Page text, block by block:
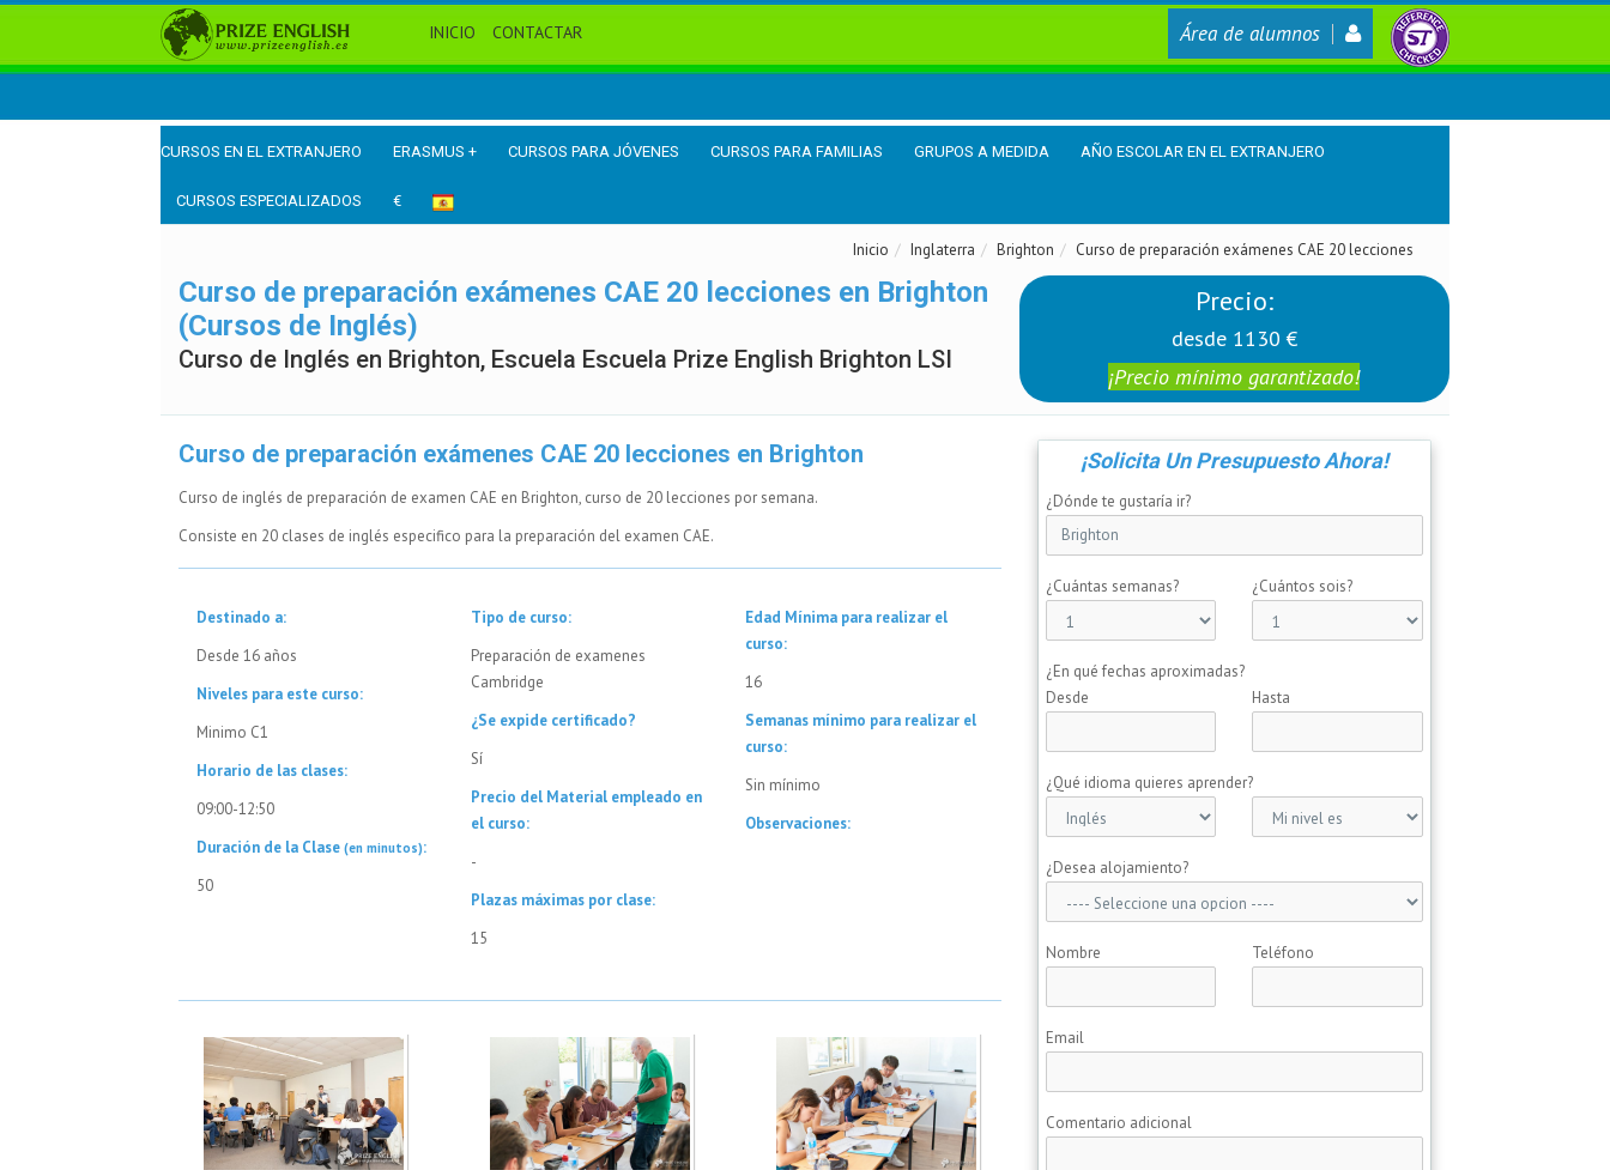
INICIO CONTACTAR Área de alumnos
CURSOS EN EL EXTRANJERO ERASMUS + CURSOS PARA JÓVENES CURSOS PARA FAMILIAS GRUPOS A MEDIDA AÑO ESCOLAR EN EL EXTRANJERO
CURSOS ESPECIALIZADOS €
Inicio Inglaterra Brighton Curso de preparación exámenes CAE 20 lecciones
Curso de preparación exámenes CAE 20 lecciones en Brighton
(Cursos de Inglés)
Curso de Inglés en Brighton, Escuela Escuela Prize English Brighton LSI
Precio:
desde 1130 €
¡Precio mínimo garantizado!
Curso de preparación exámenes CAE 20 lecciones en Brighton
Curso de inglés de preparación de examen CAE en Brighton, curso de 20 lecciones por semana.
Consiste en 20 clases de inglés especifico para la preparación del examen CAE.
Destinado a:
Desde 16 años
Niveles para este curso:
Minimo C1
Horario de las clases:
09:00-12:50
Duración de la Clase(en minutos):
50
Tipo de curso:
Preparación de examenes
Cambridge
¿Se expide certificado?
Sí
Precio del Material empleado en
el curso:
-
Plazas máximas por clase:
15
Edad Mínima para realizar el
curso:
16
Semanas mínimo para realizar el
curso:
Sin mínimo
Observaciones:
¡Solicita Un Presupuesto Ahora!
¿Dónde te gustaría ir?
¿Cuántas semanas? ¿Cuántos sois?
¿En qué fechas aproximadas?
Desde
Hasta
¿Qué idioma quieres aprender?
¿Desea alojamiento?
Nombre Teléfono
Email
Comentario adicional